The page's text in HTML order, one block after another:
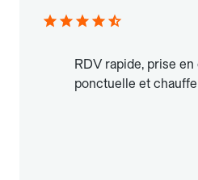
RDV rapide, prise
ponctuelle et